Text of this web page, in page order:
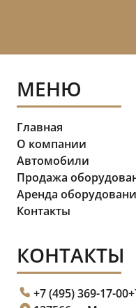
МЕНЮ
Главная
О компании
Автомобили
Продажа
Аренда
Контакты
КОНТАКТЫ
+7 (495) 369-17-00